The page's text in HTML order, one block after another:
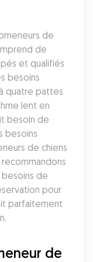
de
de
et qualifiés
besoins
quatre pattes
lent en
besoin de
besoins
de chiens
de
pour
parfaitement
de